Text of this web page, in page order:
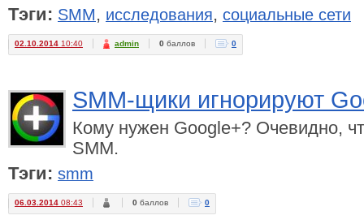
Тэги: SMM, исследования, социальные сети
02.10.2014 10:40 admin 0 баллов 0
SMM-щики игнорируют
Кому нужен Google+? Очевидно,
SMM.
Тэги: smm
06.03.2014 08:43 0 баллов 0